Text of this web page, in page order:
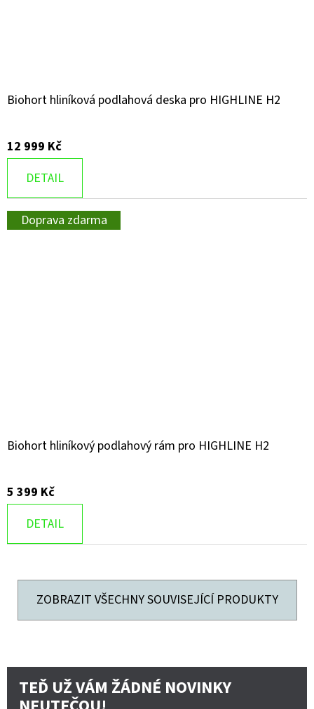
Biohort hliníková podlahová deska pro HIGHLINE H2
12 999 Kč
DETAIL
Doprava zdarma
Biohort hliníkový podlahový rám pro HIGHLINE H2
5 399 Kč
DETAIL
ZOBRAZIT VŠECHNY SOUVISEJÍCÍ PRODUKTY
TEĎ UŽ VÁM ŽÁDNÉ NOVINKY